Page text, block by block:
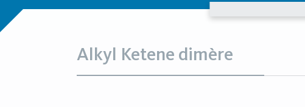
Alkyl Ketene dimère